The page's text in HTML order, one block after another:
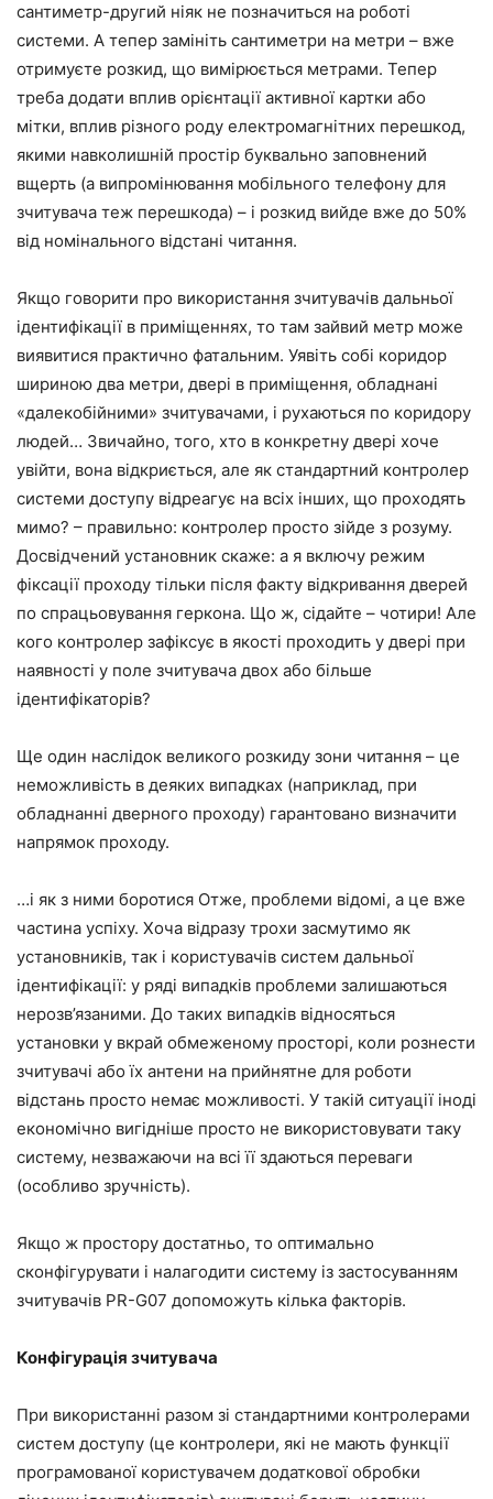
сантиметр-другий ніяк не позначиться на роботі
системи. А тепер замініть сантиметри на метри – вже
отримуєте розкид, що вимірюється метрами. Тепер
треба додати вплив орієнтації активної картки або
мітки, вплив різного роду електромагнітних перешкод,
якими навколишній простір буквально заповнений
вщерть (а випромінювання мобільного телефону для
зчитувача теж перешкода) – і розкид вийде вже до 50%
від номінального відстані читання.
Якщо говорити про використання зчитувачів дальньої
ідентифікації в приміщеннях, то там зайвий метр може
виявитися практично фатальним. Уявіть собі коридор
шириною два метри, двері в приміщення, обладнані
«далекобійними» зчитувачами, і рухаються по коридору
людей… Звичайно, того, хто в конкретну двері хоче
увійти, вона відкриється, але як стандартний контролер
системи доступу відреагує на всіх інших, що проходять
мимо? – правильно: контролер просто зійде з розуму.
Досвідчений установник скаже: а я включу режим
фіксації проходу тільки після факту відкривання дверей
по спрацьовування геркона. Що ж, сідайте – чотири! Але
кого контролер зафіксує в якості проходить у двері при
наявності у поле зчитувача двох або більше
ідентифікаторів?
Ще один наслідок великого розкиду зони читання – це
неможливість в деяких випадках (наприклад, при
обладнанні дверного проходу) гарантовано визначити
напрямок проходу.
…і як з ними боротися Отже, проблеми відомі, а це вже
частина успіху. Хоча відразу трохи засмутимо як
установників, так і користувачів систем дальньої
ідентифікації: у ряді випадків проблеми залишаються
нерозв’язаними. До таких випадків відносяться
установки у вкрай обмеженому просторі, коли рознести
зчитувачі або їх антени на прийнятне для роботи
відстань просто немає можливості. У такій ситуації іноді
економічно вигідніше просто не використовувати таку
систему, незважаючи на всі її здаються переваги
(особливо зручність).
Якщо ж простору достатньо, то оптимально
сконфігурувати і налагодити систему із застосуванням
зчитувачів PR-G07 допоможуть кілька факторів.
Конфігурація зчитувача
При використанні разом зі стандартними контролерами
систем доступу (це контролери, які не мають функції
програмованої користувачем додаткової обробки